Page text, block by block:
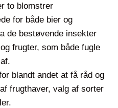
to blomstrer
for både bier og
de bestøvende insekter
frugter, som både fugle
blandt andet at få råd og
frugthaver, valg af sorter